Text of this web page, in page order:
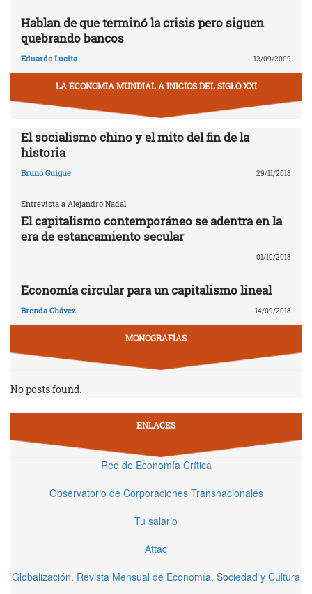
Hablan de que terminó la crisis pero siguen
quebrando bancos
Eduardo Lucita 12/09/2009
LA ECONOMIA MUNDIAL A INICIOS DEL SIGLO XXI
El socialismo chino y el mito del fin de la
historia
Bruno Guigue 29/11/2018
Entrevista a Alejandro Nadal
El capitalismo contemporáneo se adentra en la
era de estancamiento secular
01/10/2018
Economía circular para un capitalismo lineal
Brenda Chávez 14/09/2018
MONOGRAFÍAS
No posts found.
ENLACES
Red de Economía Crítica
Observatorio de Corporaciones Transnacionales
Tu salario
Attac
Globalización. Revista Mensual de Economía, Sociedad y Cultura